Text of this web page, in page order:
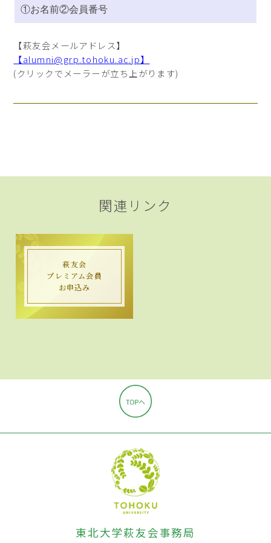
①お名前②会員番号
【萩友会メールアドレス】
【alumni@grp.tohoku.ac.jp】
(クリックでメーラーが立ち上がります)
関連リンク
萩友会
プレミアム会員
お申込み
東北大学萩友会事務局